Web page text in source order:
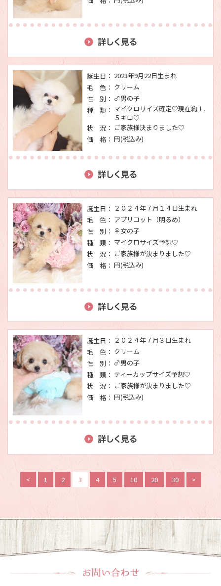
誕生日： 2023年9月22日生まれ
毛 色： クリーム
性 別： ♂男の子
種 類： マイクロサイズ確定♡現在約１.
５キロ♡
状 況： ご家族様決まりました♡
価 格： 円(税込み)
誕生日： ２０２４年７月１４日生まれ
毛 色： アプリコット（明るめ）
性 別： ♀女の子
種 類： マイクロサイズ予想♡
状 況： ご家族様が決まりました♡
価 格： 円(税込み)
誕生日： ２０２４年７月３日生まれ
毛 色： クリーム
性 別： ♂男の子
種 類： ティーカップサイズ予想♡
状 況： ご家族様が決まりました♡
価 格： 円(税込み)
< 1 2 3 4 5 10 20 30 >